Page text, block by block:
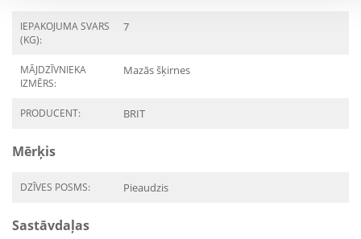
IEPAKOJUMA SVARS
(KG):
7
MĀJDZĪVNIEKA
IZMĒRS:
Mazās šķirnes
PRODUCENT: BRIT
Mērķis
DZĪVES POSMS: Pieaudzis
Sastāvdaļas